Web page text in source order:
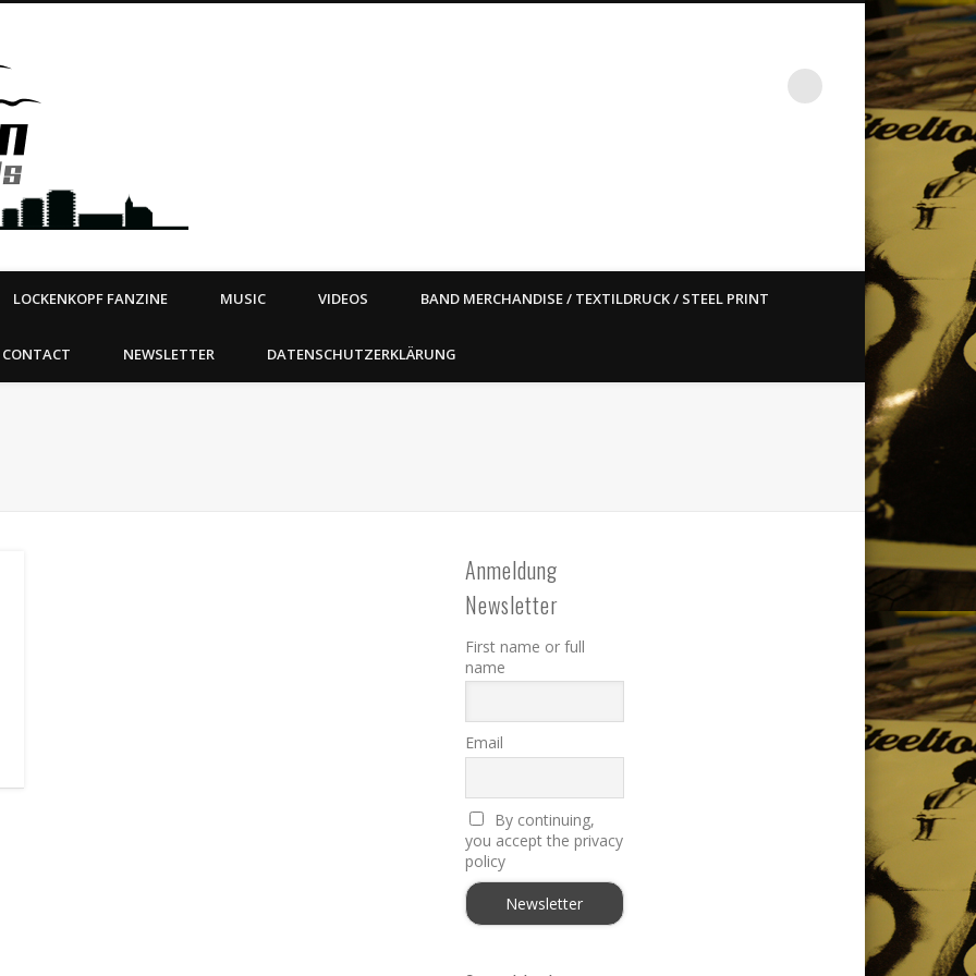
Steeltown Records – East ain`t dead so straight
LOCKENKOPF FANZINE MUSIC VIDEOS BAND MERCHANDISE / TEXTILDRUCK / STEEL PRINT
CONTACT NEWSLETTER DATENSCHUTZERKLÄRUNG
Anmeldung
Newsletter
First name or full
name
Email
By continuing,
you accept the privacy
policy